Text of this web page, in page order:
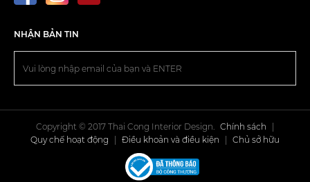
NHẬN BẢN TIN
Copyright © 2017 Thai Cong Interior Design. Chính sách
|
Quy chế hoạt động
| Điều khoản và điều kiện | Chủ sở hữu